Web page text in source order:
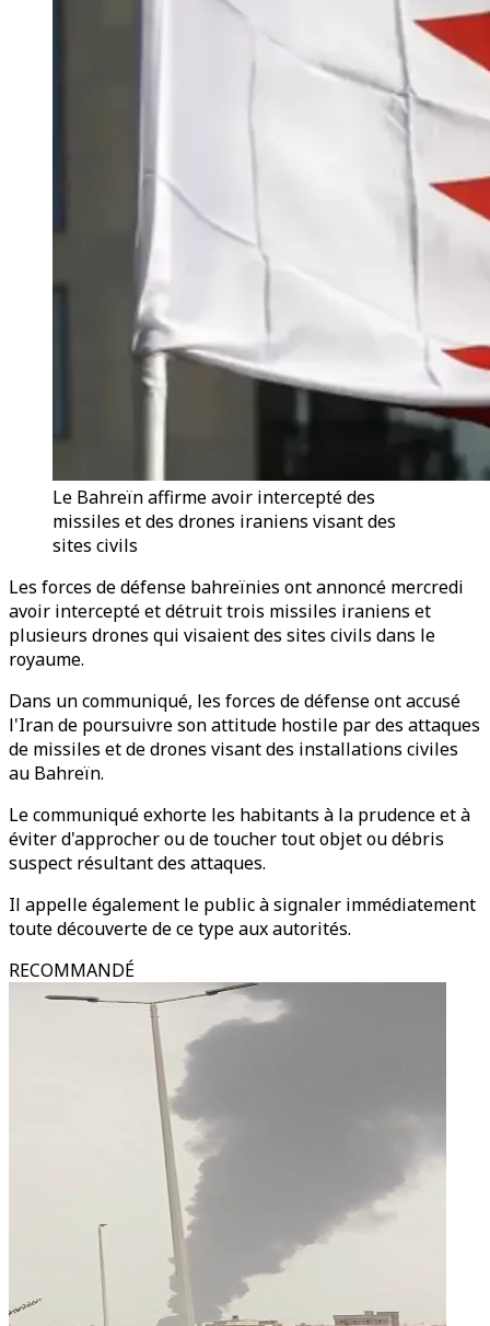
Le Bahreïn affirme avoir intercepté des
missiles et des drones iraniens visant des
sites civils
Les forces de défense bahreïnies ont annoncé mercredi
avoir intercepté et détruit trois missiles iraniens et
plusieurs drones qui visaient des sites civils dans le
royaume.
Dans un communiqué, les forces de défense ont accusé
l'Iran de poursuivre son attitude hostile par des attaques
de missiles et de drones visant des installations civiles
au Bahreïn.
Le communiqué exhorte les habitants à la prudence et à
éviter d'approcher ou de toucher tout objet ou débris
suspect résultant des attaques.
Il appelle également le public à signaler immédiatement
toute découverte de ce type aux autorités.
RECOMMANDÉ